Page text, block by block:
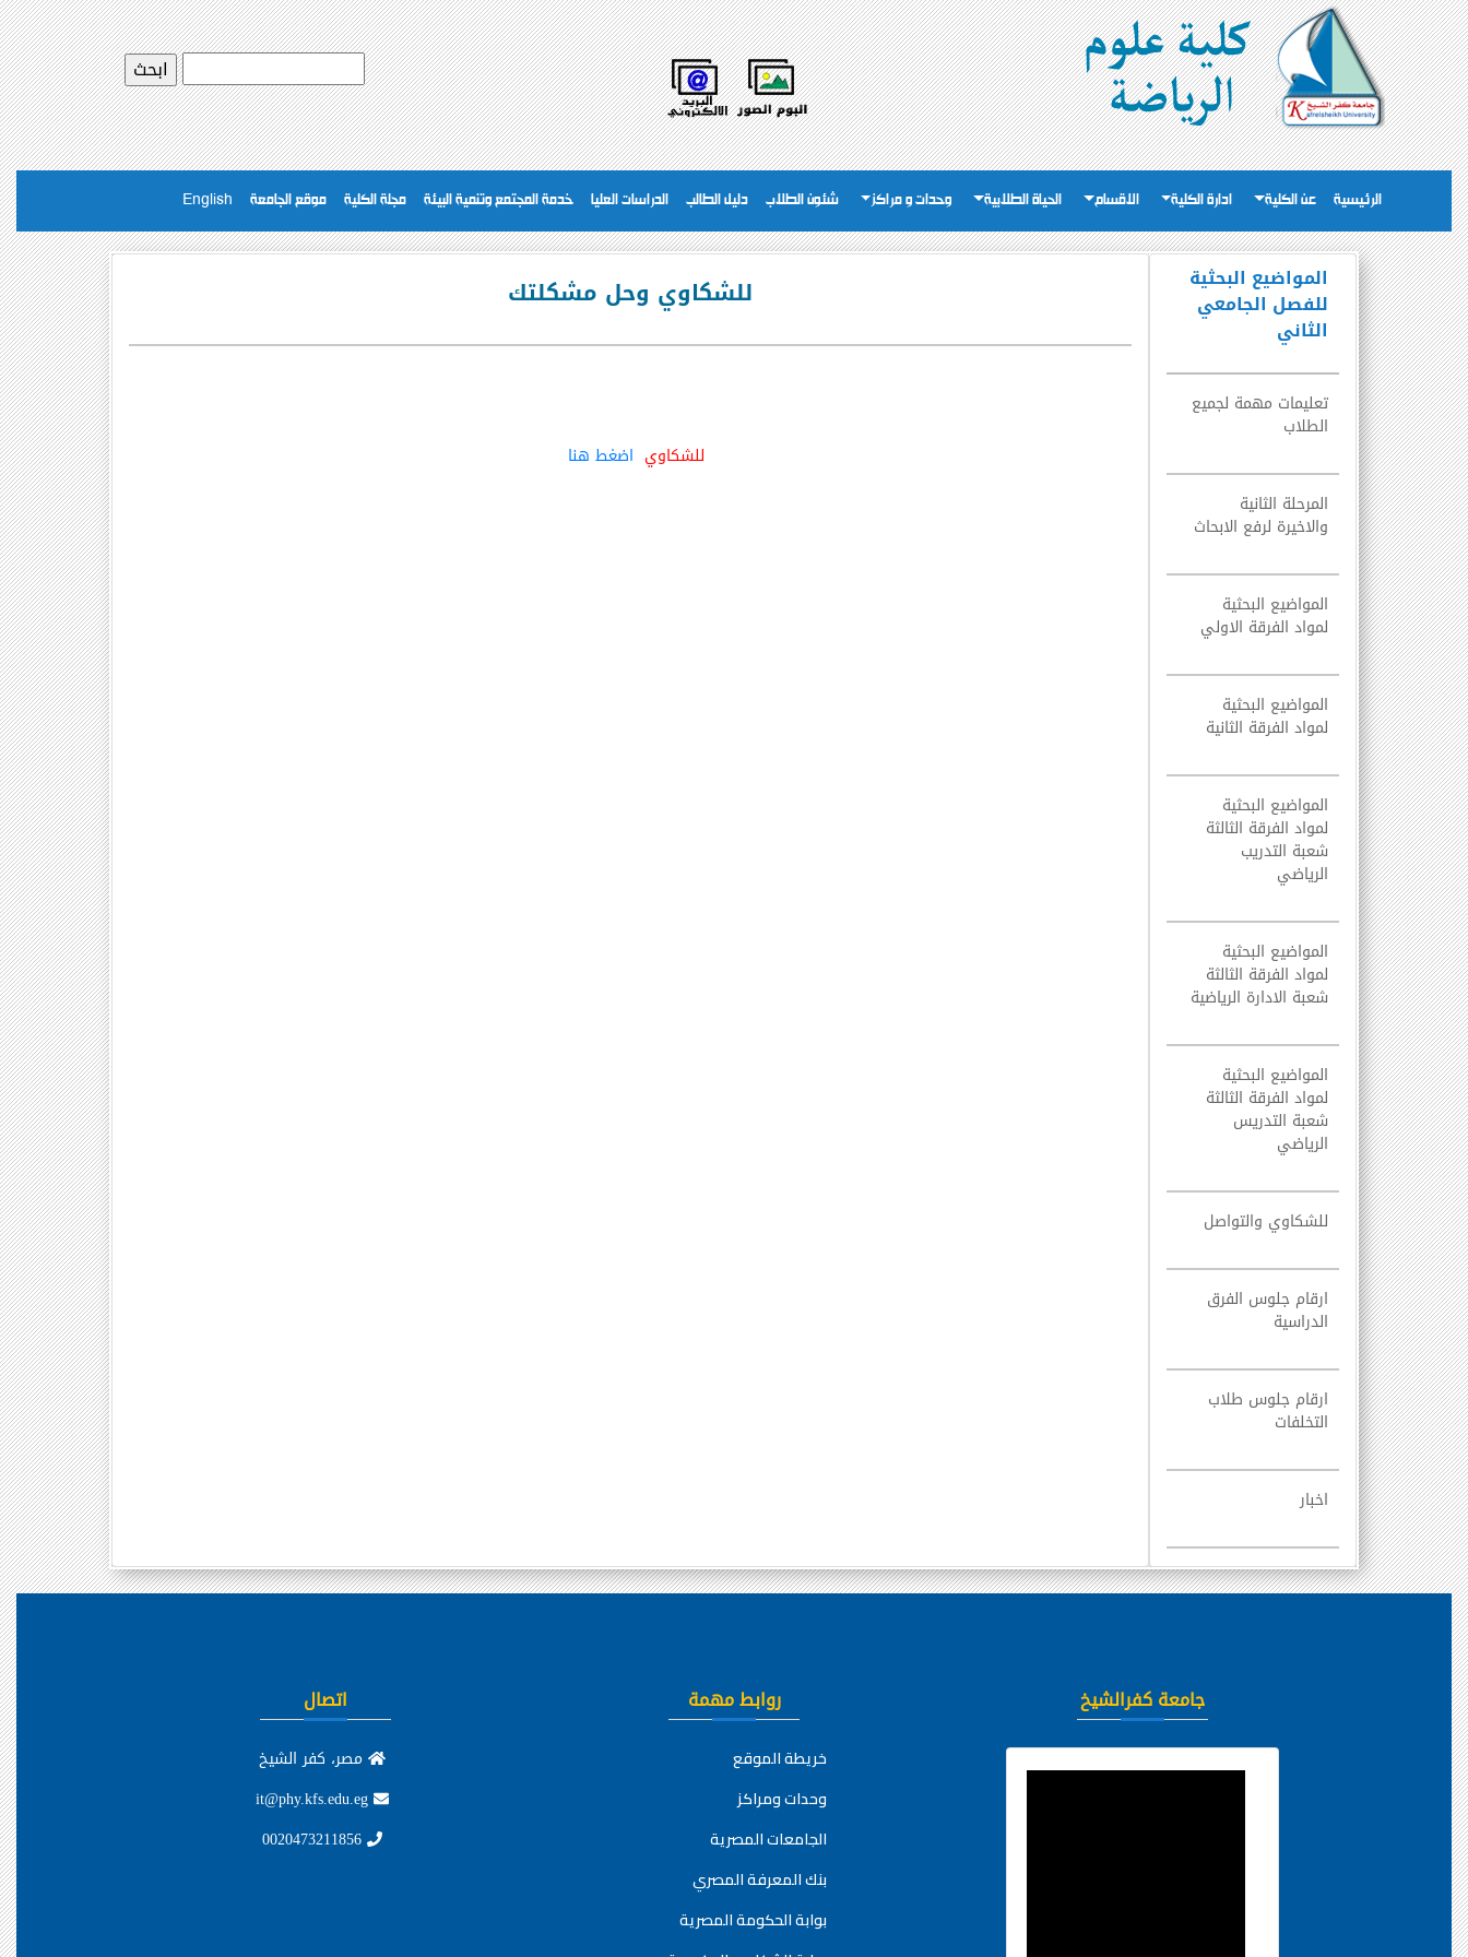
الرئيسية عن الكلية ادارة الكلية الاقسام الحياة الطلابية وحدات و مراكز شئون الطلاب دليل الطالب الدراسات العليا خدمة المجتمع وتنمية البيئة مجلة الكلية موقع الجامعة English
المواضيع البحثية
للفصل الجامعي
الثاني
تعليمات مهمة لجميع
الطلاب
المرحلة الثانية
والاخيرة لرفع الابحاث
المواضيع البحثية
لمواد الفرقة الاولي
المواضيع البحثية
لمواد الفرقة الثانية
المواضيع البحثية
لمواد الفرقة الثالثة
شعبة التدريب
الرياضي
المواضيع البحثية
لمواد الفرقة الثالثة
شعبة الادارة الرياضية
المواضيع البحثية
لمواد الفرقة الثالثة
شعبة التدريس
الرياضي
للشكاوي والتواصل
ارقام جلوس الفرق
الدراسية
ارقام جلوس طلاب
التخلفات
اخبار
للشكاوي وحل مشكلتك
للشكاوي اضغط هنا
جامعة كفرالشيخ روابط مهمة
خريطة الموقع
وحدات ومراكز
الجامعات المصرية
بنك المعرفة المصري
بوابة الحكومة المصرية
اتصال
مصر، كفر الشيخ